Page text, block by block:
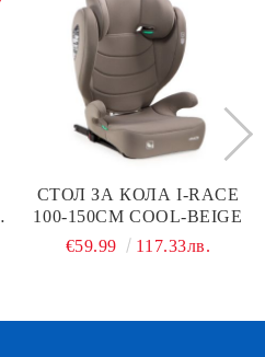
СТОЛ ЗА КОЛА I-RACE
100-150СМ COOL-BEIGE
€59.99
117.33лв.